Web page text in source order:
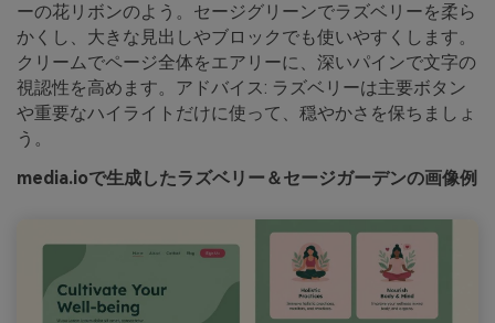
ーの花リボンのよう。セージグリーンでラズベリーを柔ら
かくし、大きな見出しやブロックでも使いやすくします。
クリームでページ全体をエアリーに、深いパインで文字の
視認性を高めます。アドバイス: ラズベリーは主要ボタン
や重要なハイライトだけに使って、穏やかさを保ちましょ
う。
media.ioで生成したラズベリー＆セージガーデンの画像例